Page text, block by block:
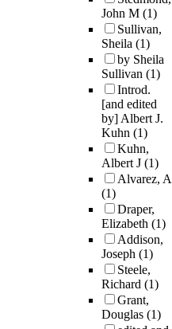
John M (1)
Sullivan,
Sheila (1)
by Sheila
Sullivan (1)
Introd.
[and edited
by] Albert J.
Kuhn (1)
Kuhn,
Albert J (1)
Alvarez, A
(1)
Draper,
Elizabeth (1)
Addison,
Joseph (1)
Steele,
Richard (1)
Grant,
Douglas (1)